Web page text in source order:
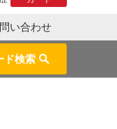
い合わせ
ド検索